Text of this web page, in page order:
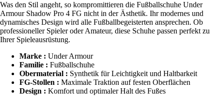
Was den Stil angeht, so kompromittieren die Fußballschuhe Under
Armour Shadow Pro 4 FG nicht in der Ästhetik. Ihr modernes und
dynamisches Design wird alle Fußballbegeisterten ansprechen. Ob
professioneller Spieler oder Amateur, diese Schuhe passen perfekt zu
Ihrer Spieleausrüstung.
Marke : Under Armour
Familie : Fußballschuhe
Obermaterial : Synthetik für Leichtigkeit und Haltbarkeit
FG-Stollen : Maximale Traktion auf festen Oberflächen
Design : Komfort und optimaler Halt des Fußes